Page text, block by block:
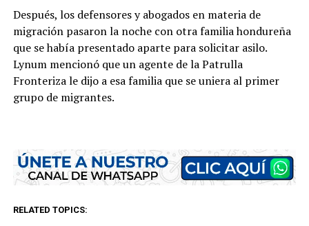
Después, los defensores y abogados en materia de
migración pasaron la noche con otra familia hondureña
que se había presentado aparte para solicitar asilo.
Lynum mencionó que un agente de la Patrulla
Fronteriza le dijo a esa familia que se uniera al primer
grupo de migrantes.
RELATED TOPICS: